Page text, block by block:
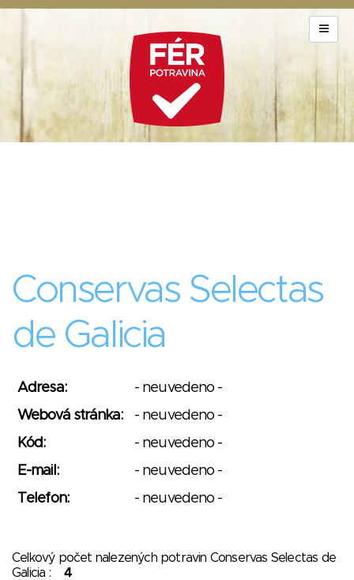
Conservas Selectas
de Galicia
Adresa:
- neuvedeno -
Webová stránka:
- neuvedeno -
Kód:
- neuvedeno -
E-mail:
- neuvedeno -
Telefon:
- neuvedeno -
Celkový počet nalezených potravin Conservas Selectas de
Galicia : 4